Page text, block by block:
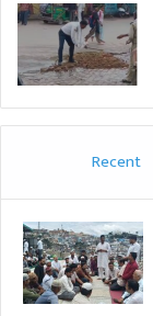
Recent